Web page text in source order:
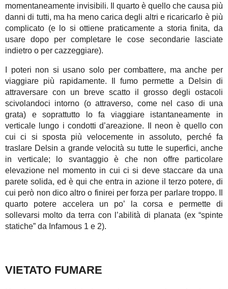
momentaneamente invisibili. Il quarto è quello che causa più
danni di tutti, ma ha meno carica degli altri e ricaricarlo è più
complicato (e lo si ottiene praticamente a storia finita, da
usare dopo per completare le cose secondarie lasciate
indietro o per cazzeggiare).
I poteri non si usano solo per combattere, ma anche per
viaggiare più rapidamente. Il fumo permette a Delsin di
attraversare con un breve scatto il grosso degli ostacoli
scivolandoci intorno (o attraverso, come nel caso di una
grata) e soprattutto lo fa viaggiare istantaneamente in
verticale lungo i condotti d’areazione. Il neon è quello con
cui ci si sposta più velocemente in assoluto, perché fa
traslare Delsin a grande velocità su tutte le superfici, anche
in verticale; lo svantaggio è che non offre particolare
elevazione nel momento in cui ci si deve staccare da una
parete solida, ed è qui che entra in azione il terzo potere, di
cui però non dico altro o finirei per forza per parlare troppo. Il
quarto potere accelera un po’ la corsa e permette di
sollevarsi molto da terra con l’abilità di planata (ex “spinte
statiche” da Infamous 1 e 2).
VIETATO FUMARE